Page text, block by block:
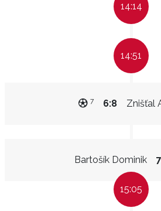
14:14
14:51
Znišťal
6:8
7
Bartošík Dominik
15:05